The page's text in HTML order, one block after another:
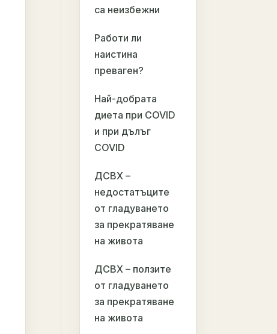
са неизбежни
Работи ли
наистина
преваген?
Най-добрата
диета при COVID
и при дълъг
COVID
ДСВХ –
недостатъците
от гладуването
за прекратяване
на живота
ДСВХ – ползите
от гладуването
за прекратяване
на живота